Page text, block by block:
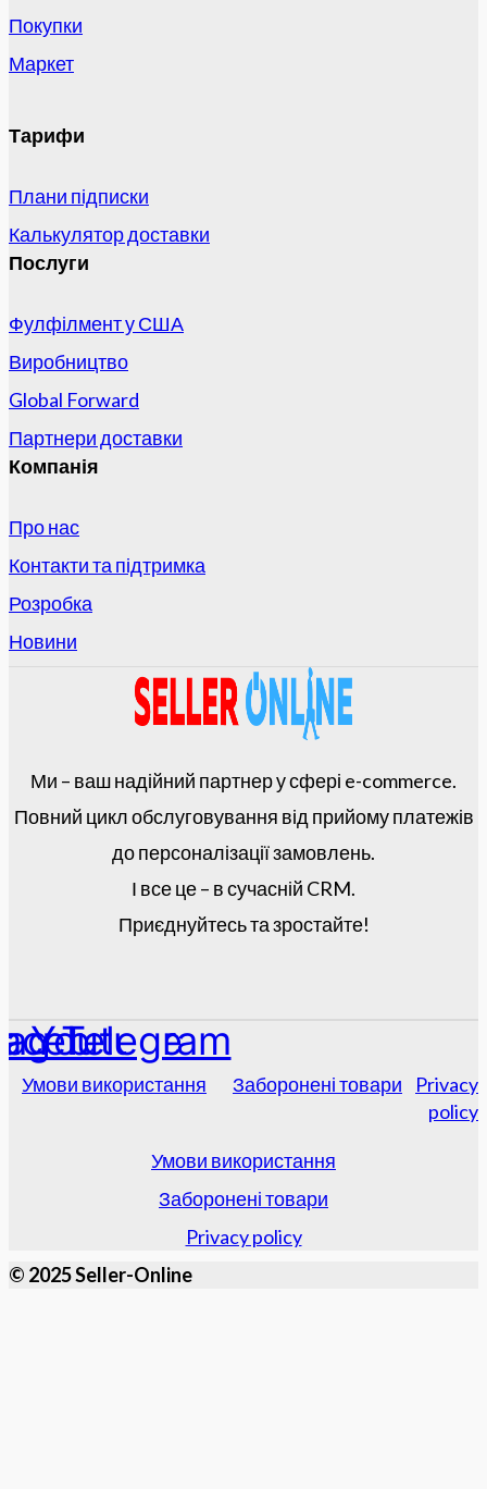
Покупки
Маркет
Тарифи
Плани підписки
Калькулятор доставки
Послуги
Фулфілмент у США
Виробництво
Global Forward
Партнери доставки
Компанія
Про нас
Контакти та підтримка
Розробка
Новини
Ми – ваш надійний партнер у сфері e-commerce.
Повний цикл обслуговування від прийому платежів
до персоналізації замовлень.
І все це – в сучасній CRM.
Приєднуйтесь та зростайте!
Youtube
Telegram
Умови використання Заборонені товари
Privacy
policy
Умови використання
Заборонені товари
Privacy policy
© 2025 Seller-Online